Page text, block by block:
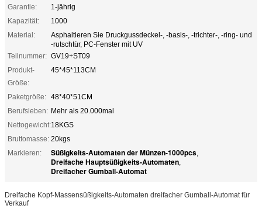
Garantie:
1-jährig
Kapazität:
1000
Material:
Asphaltieren Sie Druckgussdeckel-, -basis-, -trichter-, -ring- und
-rutschtür, PC-Fenster mit UV
Teilnummer: GV19+ST09
Produkt-
Größe:
45*45*113CM
Paketgröße: 48*40*51CM
Berufsleben: Mehr als 20.000mal
Nettogewicht:18KGS
Bruttomasse: 20kgs
Markieren:
Süßigkeits-Automaten der Münzen-1000pcs,
Dreifache Hauptsüßigkeits-Automaten,
Dreifacher Gumball-Automat
Dreifache Kopf-Massensüßigkeits-Automaten dreifacher Gumball-Automat für
Verkauf